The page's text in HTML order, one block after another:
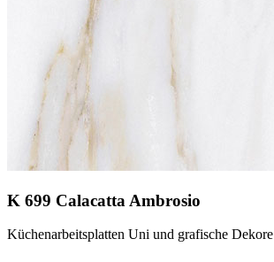
K 699 Calacatta Ambrosio
Küchenarbeitsplatten Uni und grafische Dekore